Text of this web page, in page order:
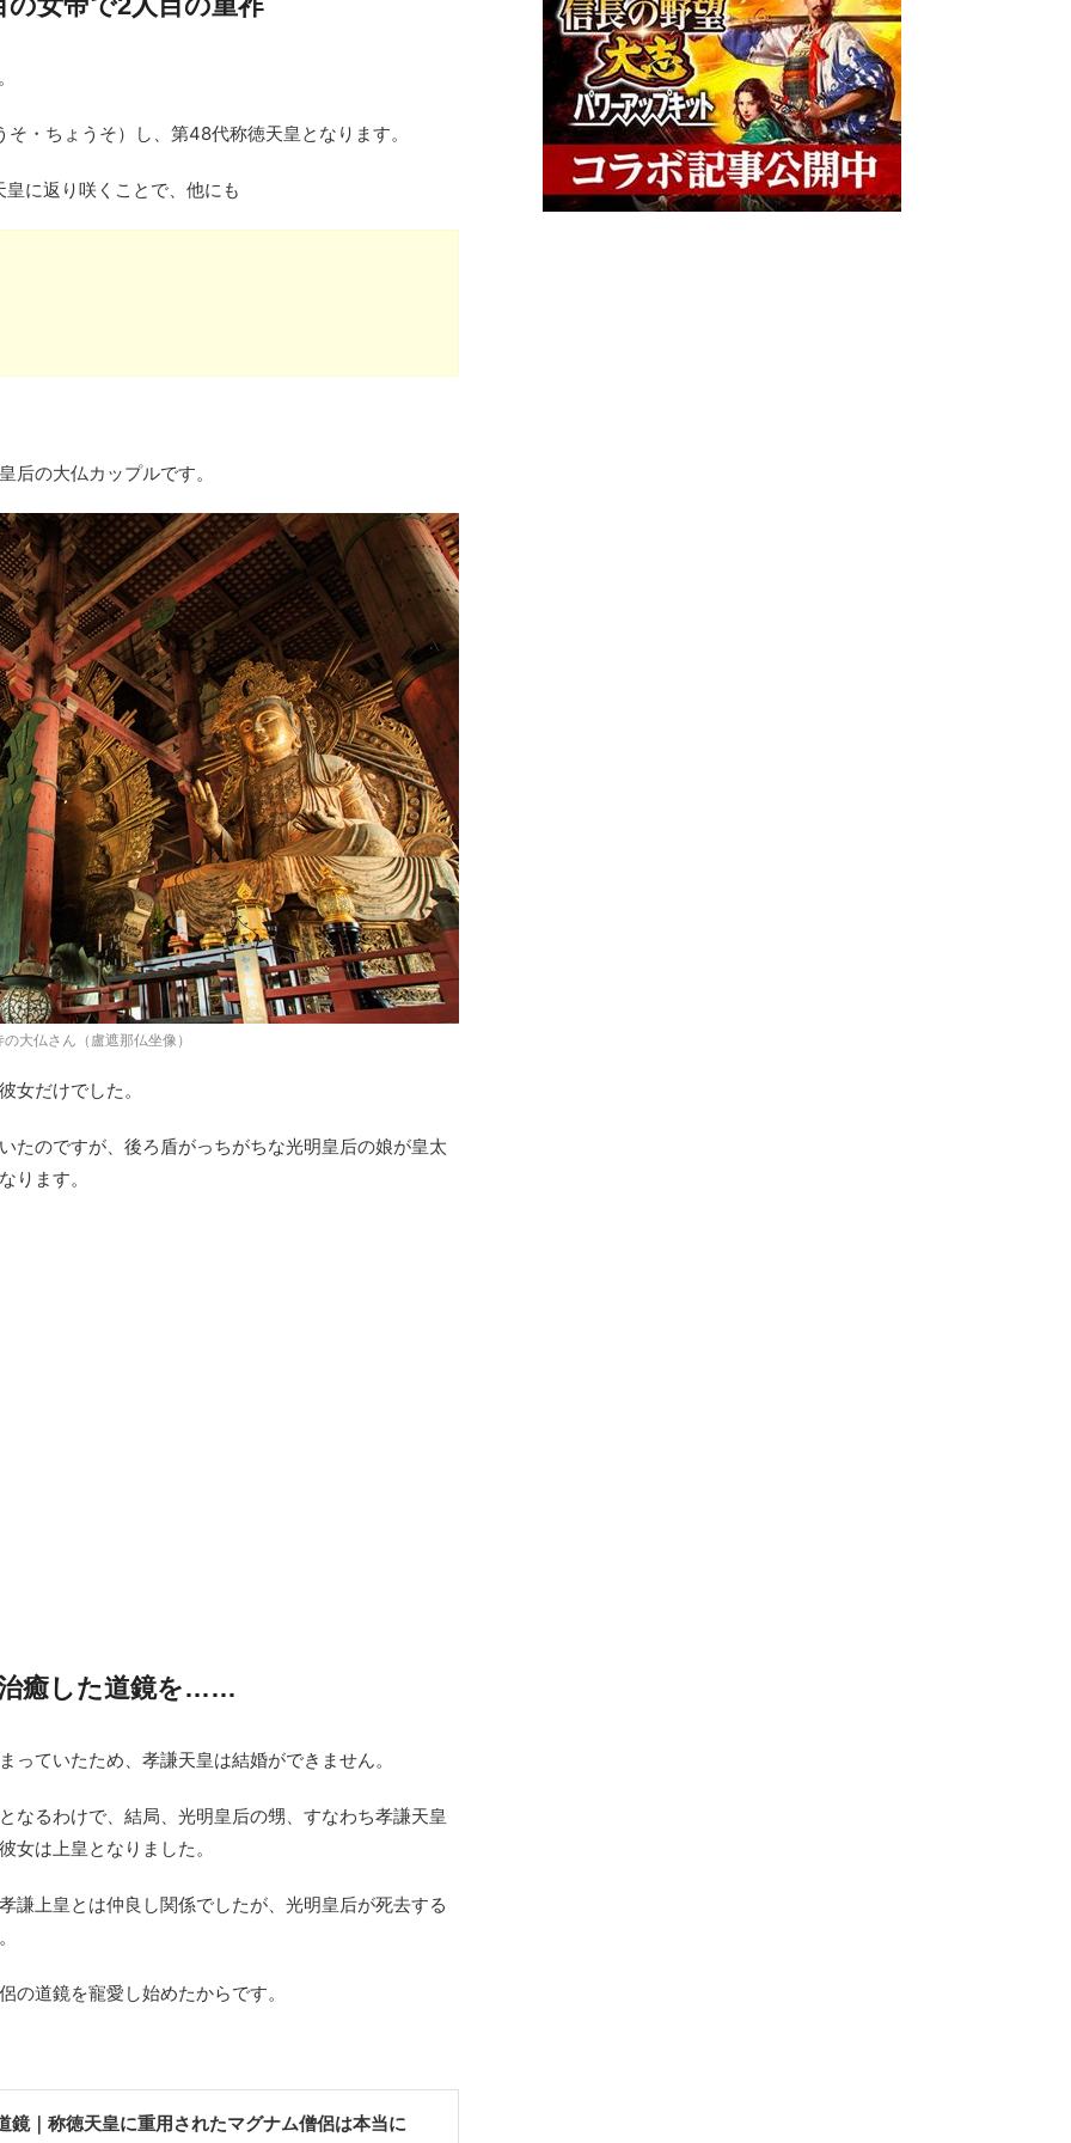
・ちょうそ）し、第48代称徳天皇となります。
に返り咲くことで、他にも
后の大仏カップルです。
大仏さん（盧遮那仏坐像）
女だけでした。
たのですが、後ろ盾がっちがちな光明皇后の娘が皇太
ります。
癒した道鏡を……
っていたため、孝謙天皇は結婚ができません。
なるわけで、結局、光明皇后の甥、すなわち孝謙天皇
女は上皇となりました。
謙上皇とは仲良し関係でしたが、光明皇后が死去する
の道鏡を寵愛し始めたからです。
鏡｜称徳天皇に重用されたマグナム僧侶は本当に